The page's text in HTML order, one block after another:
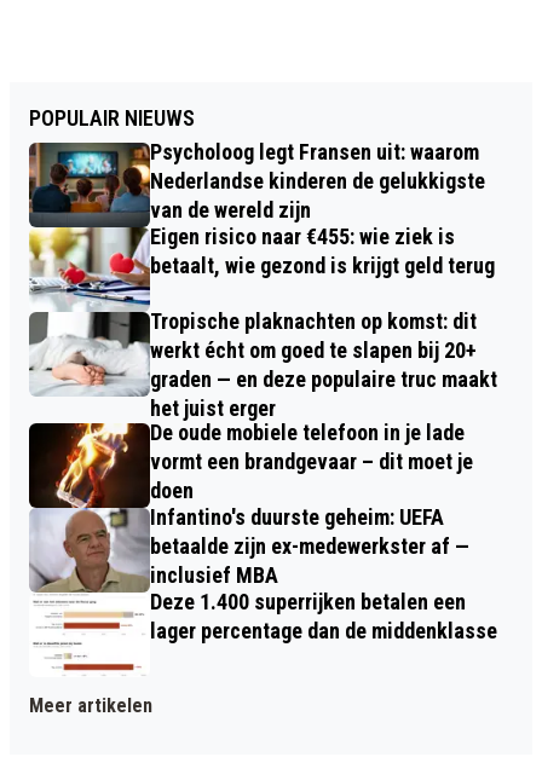
POPULAIR NIEUWS
Psycholoog legt Fransen uit: waarom
Nederlandse kinderen de gelukkigste
van de wereld zijn
Eigen risico naar €455: wie ziek is
betaalt, wie gezond is krijgt geld terug
Tropische plaknachten op komst: dit
werkt écht om goed te slapen bij 20+
graden — en deze populaire truc maakt
het juist erger
De oude mobiele telefoon in je lade
vormt een brandgevaar – dit moet je
doen
Infantino's duurste geheim: UEFA
betaalde zijn ex-medewerkster af —
inclusief MBA
Deze 1.400 superrijken betalen een
lager percentage dan de middenklasse
Meer artikelen